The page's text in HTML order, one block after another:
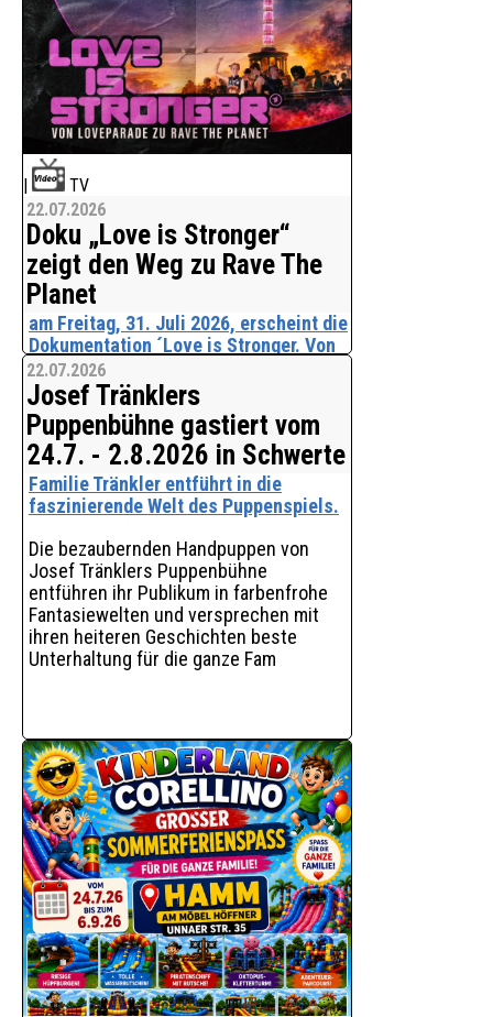
Ob Firmenjubiläum, Tag der offenen Tür,
Vereinsfest oder Sommerfest -
Veranstalter suchen nach Attraktionen,
die Kinder begeistern und Eltern einen
entspannten Aufenthalt ermöglichen.
Hüpfburgen h
TV
22.07.2026
Doku „Love is Stronger“
zeigt den Weg zu Rave The
Planet
am Freitag, 31. Juli 2026, erscheint die
Dokumentation ´Love is Stronger. Von
Loveparade zu Rave The Planet´ in der
ARD Mediathek.
Der Film erzählt die Geschichte der
Loveparade von ihren Anfängen in
Berlin über ihre internationale
Bedeutung und zunehmende
Kommerzialisierung bis zu ihrem Ende.
Gleichzeitig zeigt er, wie wir da
22.07.2026
Josef Tränklers
Puppenbühne gastiert vom
24.7. - 2.8.2026 in Schwerte
Familie Tränkler entführt in die
faszinierende Welt des Puppenspiels.
Die bezaubernden Handpuppen von
Josef Tränklers Puppenbühne
entführen ihr Publikum in farbenfrohe
Fantasiewelten und versprechen mit
ihren heiteren Geschichten beste
Unterhaltung für die ganze Fam